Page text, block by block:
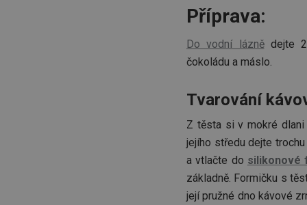
Příprava:
Do vodní láznědejte 2
čokoládu a máslo.
Tvarování
Z těsta si v mokré
jejího středu dejte
a vtlačte do silikonové
základně. Formičku s
její pružné dno kávové
Název
cto_bundle
vivdocref
cjevent_sc
cjUser
cje
Název
FPLC
viewer_token